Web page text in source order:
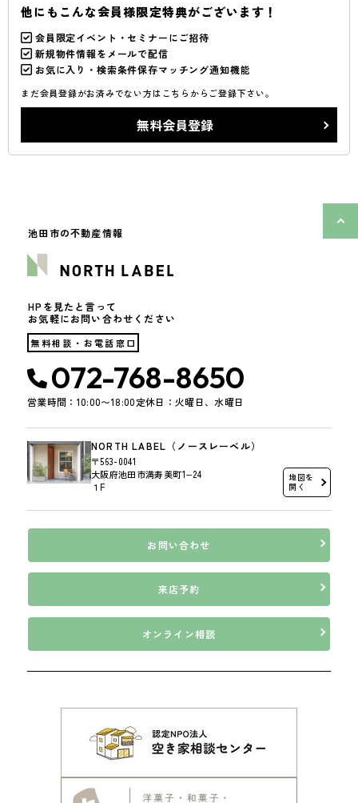
他にもこんな会員様限定特典がございます！
会員限定イベント・セミナーにご招待
新規物件情報をメールで配信
お気に入り・検索条件保存マッチング通知機能
まだ会員登録がお済みでない方はこちらからご登録下さい。
無料会員登録
池田市の不動産情報
HPを見たと言って
お気軽にお問い合わせください
無料相談・お電話窓口
072-768-8650
営業時間：10:00〜18:00定休日：火曜日、水曜日
NORTH LABEL（ノースレーベル）
〒563-0041
大阪府池田市満寿美町1−24
１F
地図を
開く
お問い合わせ
来店予約
オンライン相談